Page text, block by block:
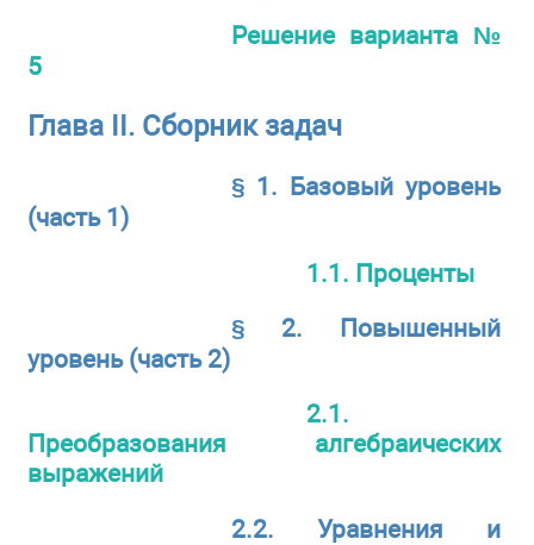
Решение варианта №
5
Глава II. Сборник задач
§ 1. Базовый уровень
(часть 1)
1.1. Проценты
§ 2. Повышенный
уровень (часть 2)
2.1.
Преобразования алгебраических
выражений
2.2. Уравнения и